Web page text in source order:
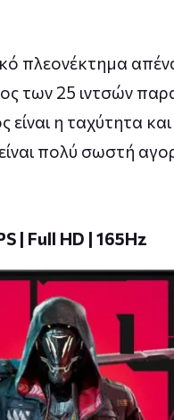
πλεονέκτημα
των 25 ιντσών
η ταχύτητα και
πολύ σωστή
| Full HD | 165Hz